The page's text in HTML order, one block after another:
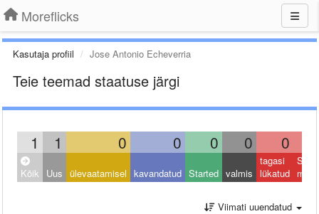
Moreflicks
Kasutaja profiil Jose Antonio Echeverria
Teie teemad staatuse järgi
1 1 0 0 0 0 0
Kõik Uus ülevaatamisel kavandatud Started valmis
tagasi
lükatud muu
Viimati uuendatud